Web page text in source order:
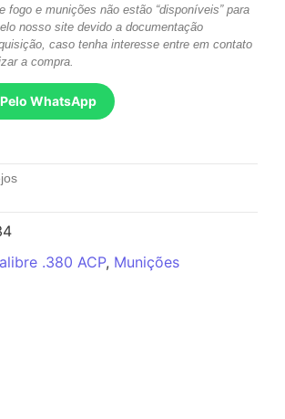
fogo e munições não estão “disponíveis” para
nosso site devido a documentação
caso tenha interesse entre em contato
a compra.
WhatsApp
.380 ACP, Munições